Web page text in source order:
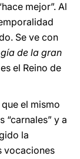
mejor”. Al
Se ve con
de la gran
el Reino de
el mismo
“carnales” y a
la
vocaciones